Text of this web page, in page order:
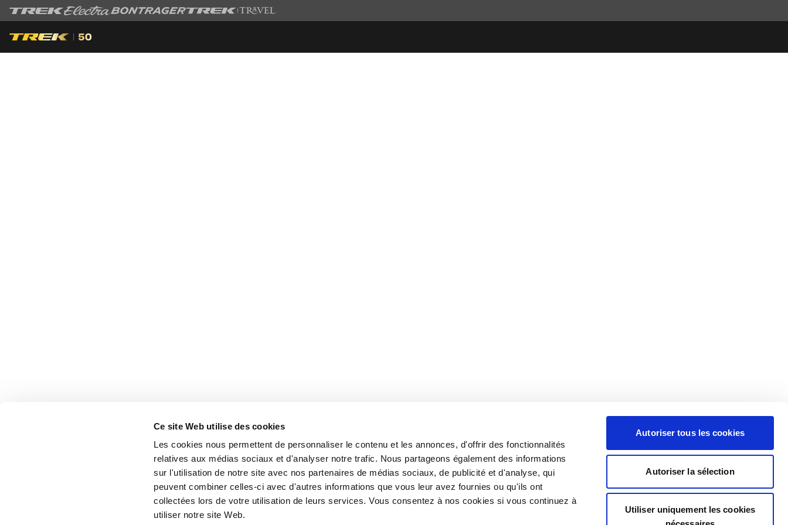
Ce site Web utilise des cookies
Les cookies nous permettent de personnaliser le contenu et les annonces, d'offrir des fonctionnalités
relatives aux médias sociaux et d'analyser notre trafic. Nous partageons également des informations
sur l'utilisation de notre site avec nos partenaires de médias sociaux, de publicité et d'analyse, qui
peuvent combiner celles-ci avec d'autres informations que vous leur avez fournies ou qu'ils ont
collectées lors de votre utilisation de leurs services. Vous consentez à nos cookies si vous continuez à
utiliser notre site Web.
Autoriser tous les cookies
Autoriser la sélection
Utiliser uniquement les cookies